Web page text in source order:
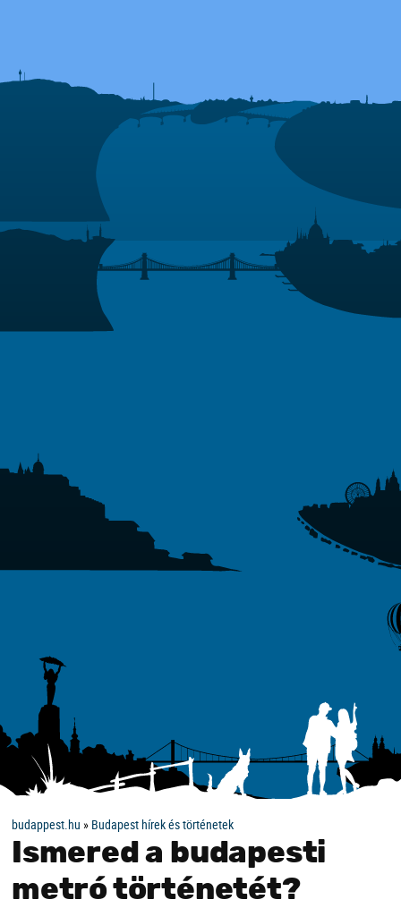
budappest.hu » Budapest hírek és történetek
Ismered a budapesti
metró történetét?